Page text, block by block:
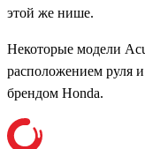
этой же нише.
Некоторые модели
расположением руля
брендом Honda.